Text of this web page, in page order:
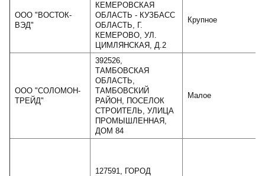
ООО "ВОСТОК-
ВЭД"
КЕМЕРОВСКАЯ
ОБЛАСТЬ - КУЗБАСС
ОБЛАСТЬ, Г.
КЕМЕРОВО, УЛ.
ЦИМЛЯНСКАЯ, Д.2
Крупное
ООО "СОЛОМОН-
ТРЕЙД"
392526,
ТАМБОВСКАЯ
ОБЛАСТЬ,
ТАМБОВСКИЙ
РАЙОН, ПОСЕЛОК
СТРОИТЕЛЬ, УЛИЦА
ПРОМЫШЛЕННАЯ,
ДОМ 84
Малое
127591, ГОРОД